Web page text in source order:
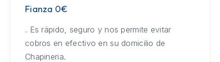
Fianza 0€
. Es rápido, seguro y nos permite evitar
cobros en efectivo en su domicilio de
Chapineria.